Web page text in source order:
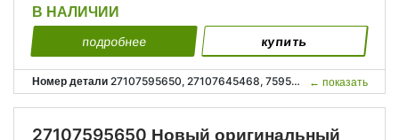
В НАЛИЧИИ
подробнее купить
Номер детали 27107595650, 27107645468, 7595650, 7645468, 27 10 7 595 650, 27 10 7 645 468; ← показать
27107595650 Новый оригинальный